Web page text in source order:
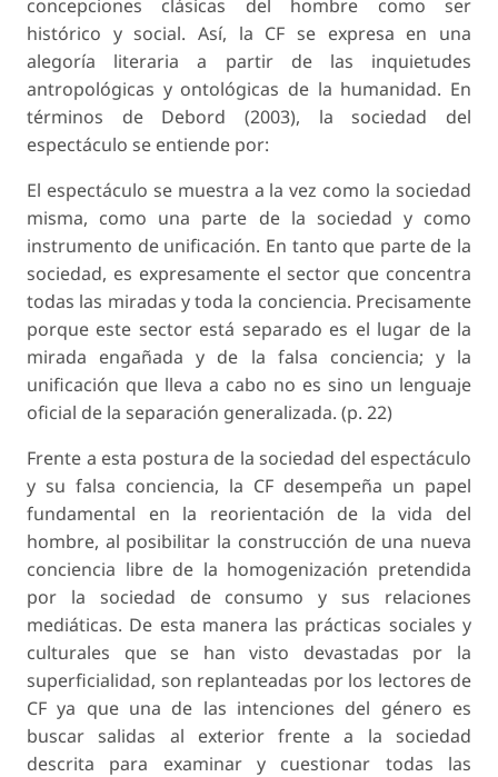
concepciones clásicas del hombre como ser
histórico y social. Así, la CF se expresa en una
alegoría literaria a partir de las inquietudes
antropológicas y ontológicas de la humanidad. En
términos de Debord (2003), la sociedad del
espectáculo se entiende por:
El espectáculo se muestra a la vez como la sociedad
misma, como una parte de la sociedad y como
instrumento de unificación. En tanto que parte de la
sociedad, es expresamente el sector que concentra
todas las miradas y toda la conciencia. Precisamente
porque este sector está separado es el lugar de la
mirada engañada y de la falsa conciencia; y la
unificación que lleva a cabo no es sino un lenguaje
oficial de la separación generalizada. (p. 22)
Frente a esta postura de la sociedad del espectáculo
y su falsa conciencia, la CF desempeña un papel
fundamental en la reorientación de la vida del
hombre, al posibilitar la construcción de una nueva
conciencia libre de la homogenización pretendida
por la sociedad de consumo y sus relaciones
mediáticas. De esta manera las prácticas sociales y
culturales que se han visto devastadas por la
superficialidad, son replanteadas por los lectores de
CF ya que una de las intenciones del género es
buscar salidas al exterior frente a la sociedad
descrita para examinar y cuestionar todas las